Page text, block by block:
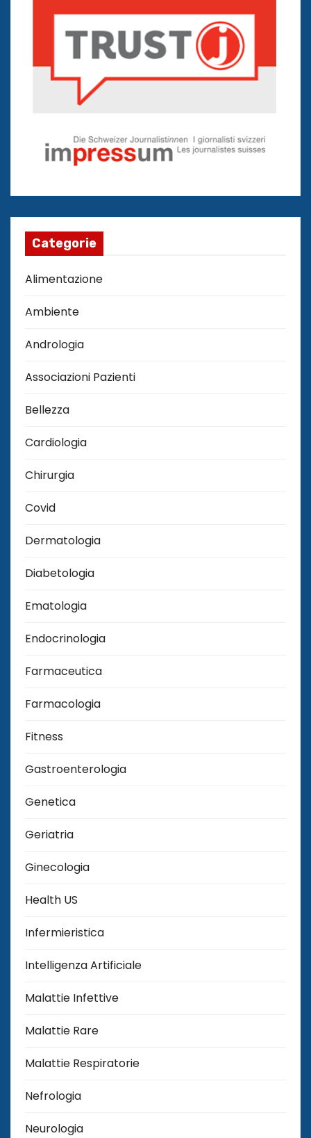
Categorie
Alimentazione
Ambiente
Andrologia
Associazioni Pazienti
Bellezza
Cardiologia
Chirurgia
Covid
Dermatologia
Diabetologia
Ematologia
Endocrinologia
Farmaceutica
Farmacologia
Fitness
Gastroenterologia
Genetica
Geriatria
Ginecologia
Health US
Infermieristica
Intelligenza Artificiale
Malattie Infettive
Malattie Rare
Malattie Respiratorie
Nefrologia
Neurologia